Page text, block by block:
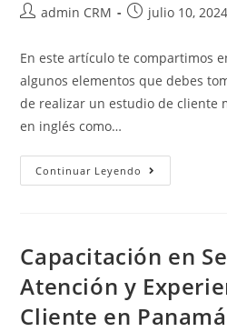
admin CRM julio 10, 2024
En este artículo te compartimos
algunos elementos que debes
de realizar un estudio de cliente
en inglés como…
Continuar Leyendo
Capacitación en
Atención y
Cliente en Panamá